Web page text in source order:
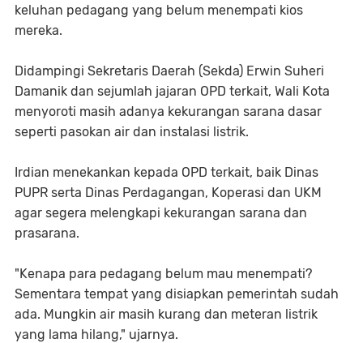
keluhan pedagang yang belum menempati kios
mereka.
Didampingi Sekretaris Daerah (Sekda) Erwin Suheri
Damanik dan sejumlah jajaran OPD terkait, Wali Kota
menyoroti masih adanya kekurangan sarana dasar
seperti pasokan air dan instalasi listrik.
Irdian menekankan kepada OPD terkait, baik Dinas
PUPR serta Dinas Perdagangan, Koperasi dan UKM
agar segera melengkapi kekurangan sarana dan
prasarana.
"Kenapa para pedagang belum mau menempati?
Sementara tempat yang disiapkan pemerintah sudah
ada. Mungkin air masih kurang dan meteran listrik
yang lama hilang," ujarnya.